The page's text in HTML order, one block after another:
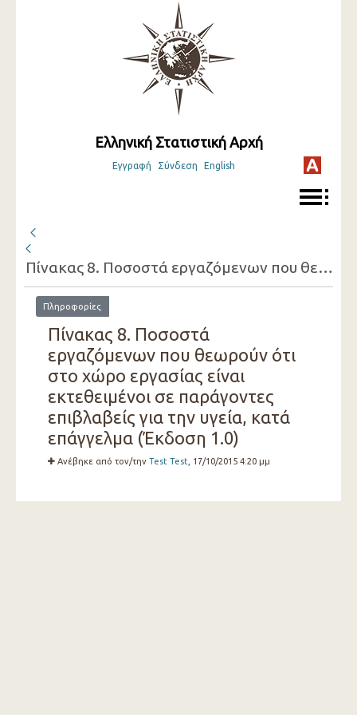
Ελληνική Στατιστική Αρχή
Εγγραφή Σύνδεση English
Πίνακας 8. Ποσοστά εργαζόμενων που θεωρούν ότι στο χώρο εργασίας είναι εκτεθειμένοι σε παράγοντες επιβλαβείς για την υγεία, κατά επάγγελμα
Πληροφορίες
Πίνακας 8. Ποσοστά
εργαζόμενων που θεωρούν ότι
στο χώρο εργασίας είναι
εκτεθειμένοι σε παράγοντες
επιβλαβείς για την υγεία, κατά
επάγγελμα (Έκδοση 1.0)
Ανέβηκε από τον/την Test Test , 17/10/2015 4:20 μμ